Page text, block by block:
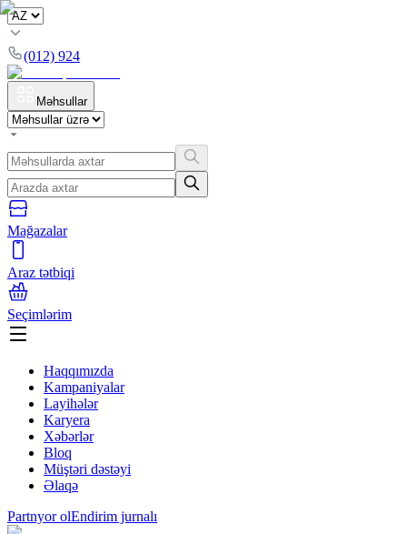
(012) 924
Məhsullar
Mağazalar
Araz tətbiqi
Seçimlərim
Haqqımızda
Kampaniyalar
Layihələr
Karyera
Xəbərlər
Bloq
Müştəri dəstəyi
Əlaqə
Partnyor olEndirim jurnalı